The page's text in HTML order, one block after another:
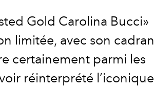
Gold Carolina Bucci»
limitée, avec son cadran
certainement parmi les
réinterprété l’iconique